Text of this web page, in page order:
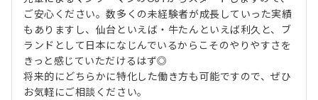
ご安心ください。数多くの未経験者が成長していった実績
もありますし、仙台といえば・牛たんといえば利久と、ブ
ランドとして日本になじんでいるからこそのやりやすさを
きっと感じていただけるはず◎
将来的にどちらかに特化した働き方も可能ですので、ぜひ
お気軽にご相談ください。